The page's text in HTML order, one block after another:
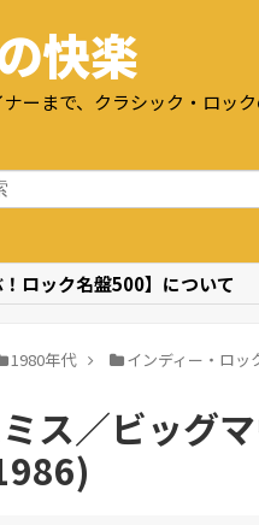
快楽
ナーまで、クラシック・ロッ
！ロック名盤500】について
1980年代 インディー・ロッ
ス／ビッグ